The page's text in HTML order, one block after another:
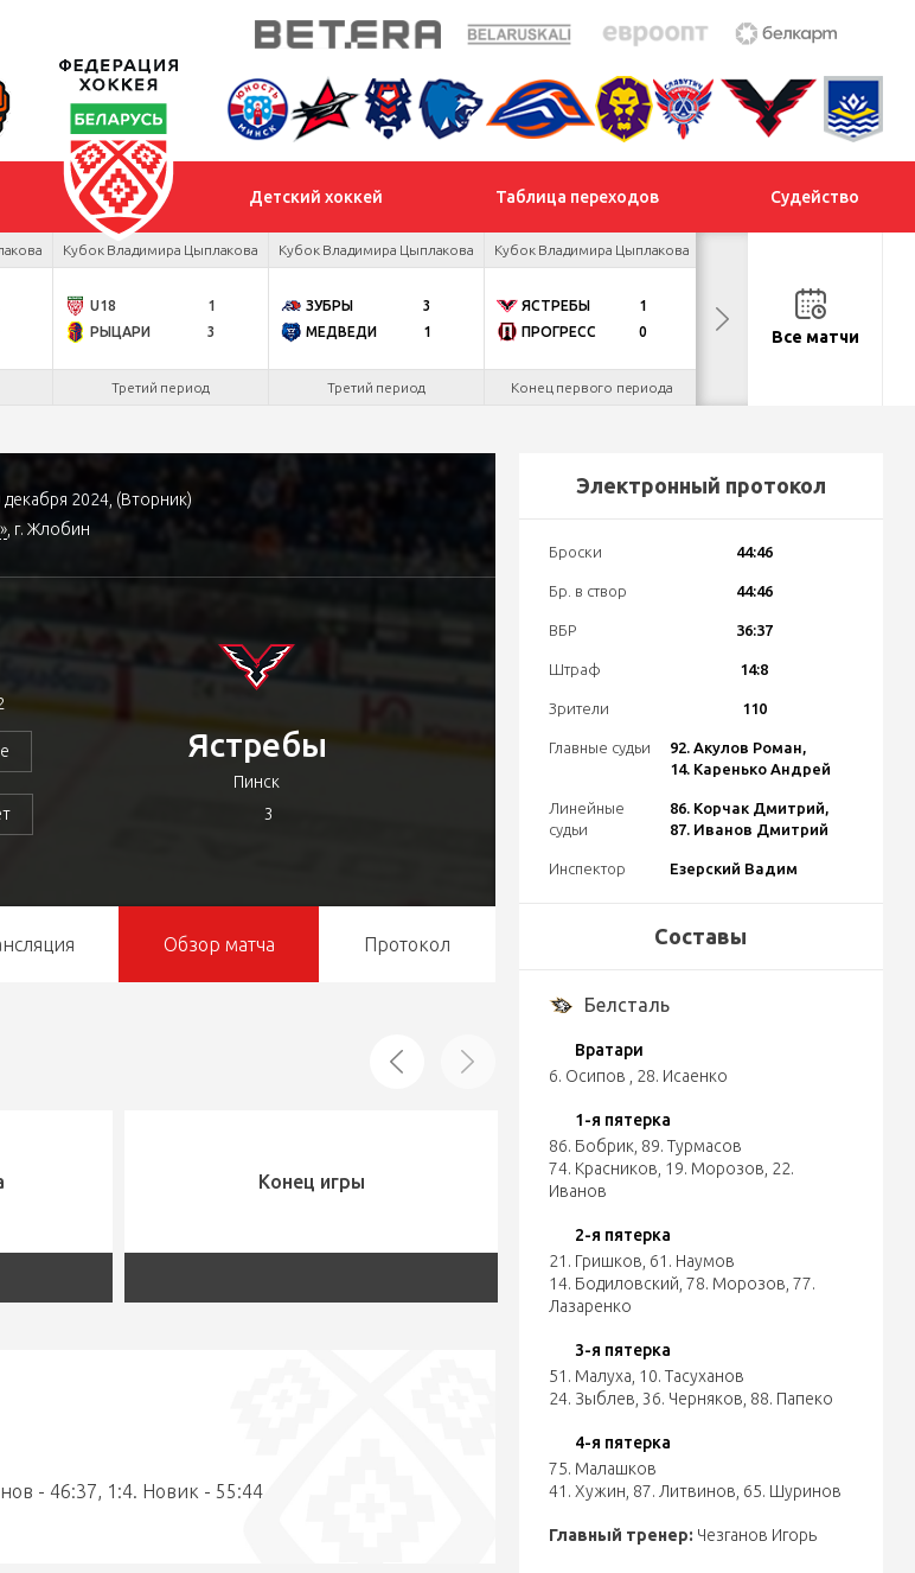
Детский хоккей Таблица переходов Судейство
Кубок Владимира Цыплакова
U18
1
РЫЦАРИ
3
Третий период
Кубок Владимира Цыплакова
ЗУБРЫ
3
МЕДВЕДИ
1
Третий период
Кубок Владимира Цыплакова
ЯСТРЕБЫ
1
ПРОГРЕСС
0
Конец первого периода
РЫСИВсе матчи
декабря 2024, (Вторник)
, г. Жлобин
Ястребы
Пинск
3
Обзор матча Протокол
Конец игры
- 46:37, 1:4. Новик - 55:44
Электронный протокол
Броски 44:46
Бр. в створ 44:46
ВБР 36:37
Штраф 14:8
Зрители 110
Главные судьи
92. Акулов Роман,
14. Каренько Андрей
Линейные
судьи
86. Корчак Дмитрий,
87. Иванов Дмитрий
Инспектор Езерский Вадим
Составы
Белсталь
Вратари
6. Осипов
28. Исаенко
1-я пятерка
86. Бобрик 89. Турмасов
74. Красников 19. Морозов 22.
Иванов
2-я пятерка
21. Гришков 61. Наумов
14. Бодиловский 78. Морозов 77.
Лазаренко
3-я пятерка
51. Малуха 10. Тасуханов
24. Зыблев 36. Черняков 88. Папеко
4-я пятерка
75. Малашков
41. Хужин 87. Литвинов 65. Шуринов
Главный тренер: Чезганов Игорь